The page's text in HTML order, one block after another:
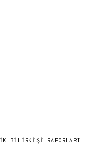
BILIRKIŞI RAPORLARI